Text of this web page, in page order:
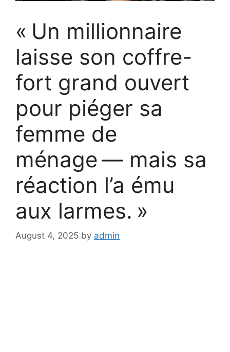
« Un millionnaire
laisse son coffre-
fort grand ouvert
pour piéger sa
femme de
ménage — mais sa
réaction l’a ému
aux larmes. »
August 4, 2025 by admin